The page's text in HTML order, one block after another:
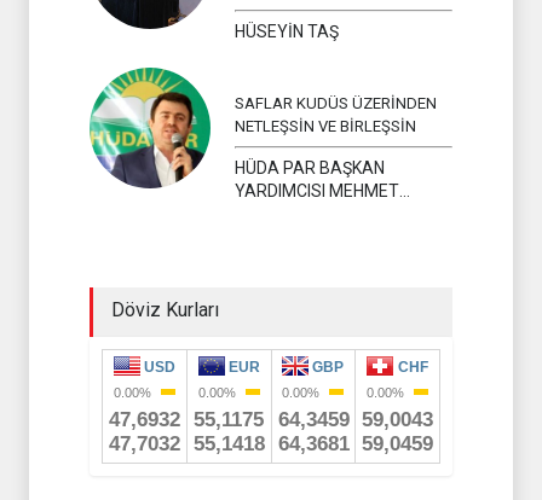
HÜSEYİN TAŞ
SAFLAR KUDÜS ÜZERİNDEN
NETLEŞSİN VE BİRLEŞSİN
HÜDA PAR BAŞKAN
YARDIMCISI MEHMET
Döviz Kurları